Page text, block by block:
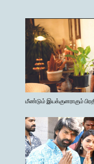
மீண்டும் இயக்குனராகும்